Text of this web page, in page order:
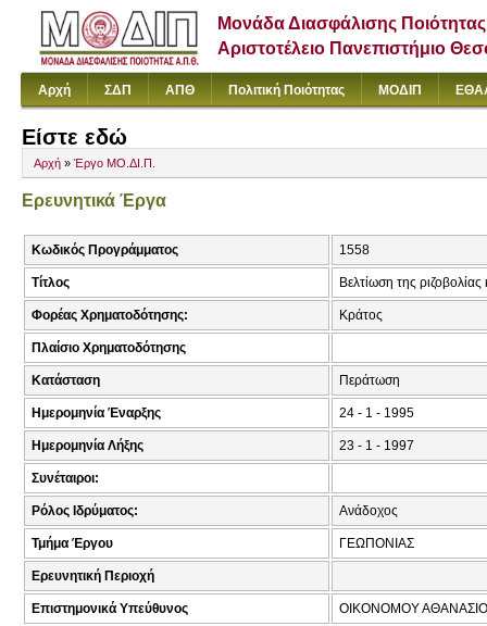
Μονάδα Διασφάλισης Ποιότητας
Αριστοτέλειο Πανεπιστήμιο
Αρχή ΣΔΠ ΑΠΘ Πολιτική Ποιότητας ΜΟΔΙΠ
Είστε εδώ
Αρχή » Έργο ΜΟ.ΔΙ.Π.
Ερευνητικά Έργα
Κωδικός Προγράμματος 1558
Τίτλος Βελτίωση της
Φορέας Χρηματοδότησης: Κράτος
Πλαίσιο Χρηματοδότησης
Κατάσταση Περάτωση
Ημερομηνία Έναρξης 24 - 1 - 1995
Ημερομηνία Λήξης 23 - 1 - 1997
Συνέταιροι:
Ρόλος Ιδρύματος: Ανάδοχος
Τμήμα Έργου ΓΕΩΠΟΝΙΑΣ
Ερευνητική Περιοχή
Επιστημονικά Υπεύθυνος ΟΙΚΟΝΟΜΟΥ